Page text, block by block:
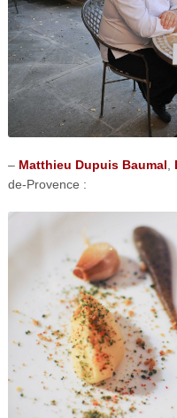
– Matthieu Dupuis Baumal,
de-Provence :